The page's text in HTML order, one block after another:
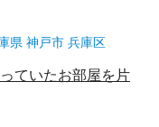
県 神戸市 兵庫区
ていたお部屋を片